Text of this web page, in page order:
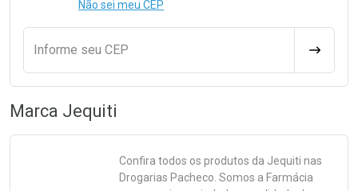
Não sei meu CEP
Informe seu CEP
Marca Jequiti
Confira todos os produtos da Jequiti nas
Drogarias Pacheco. Somos a Farmácia